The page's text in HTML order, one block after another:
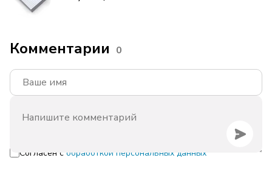
Комментарии 0
Согласен с обработкой персональных данных